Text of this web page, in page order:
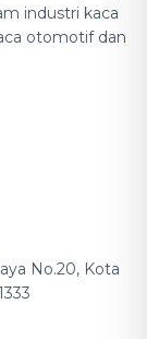
industri kaca
otomotif dan
No.20, Kota